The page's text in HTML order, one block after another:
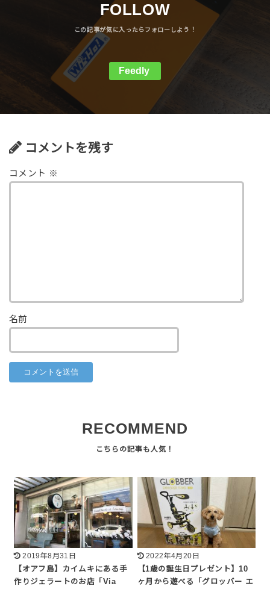
FOLLOW
Feedly
コメントを残す
コメント ※
名前
RECOMMEND
2019年8月31日
【オアフ島】カイムキにある手
作りジェラートのお店「Via
2022年4月20日
【1歳の誕生日プレゼント】10
ヶ月から遊べる「グロッバー エ